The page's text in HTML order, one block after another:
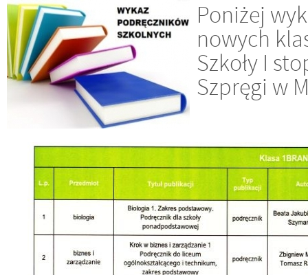
Poniżej
nowych
Szkoły I
Szpręgi w